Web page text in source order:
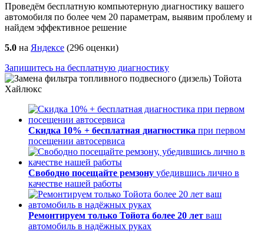
Проведём бесплатную компьютерную диагностику вашего
автомобиля по более чем 20 параметрам, выявим проблему и
найдем эффективное решение
5.0 на Яндексе (296 оценки)
Запишитесь на бесплатную диагностику
Скидка 10% + бесплатная диагностика при первом
посещении автосервиса
Свободно посещайте ремзону убедившись лично в
качестве нашей работы
Ремонтируем только Тойота более 20 лет ваш
автомобиль в надёжных руках